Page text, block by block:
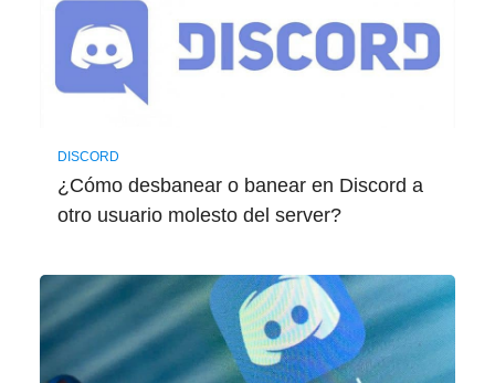
DISCORD
¿Cómo desbanear o banear en Discord a
otro usuario molesto del server?